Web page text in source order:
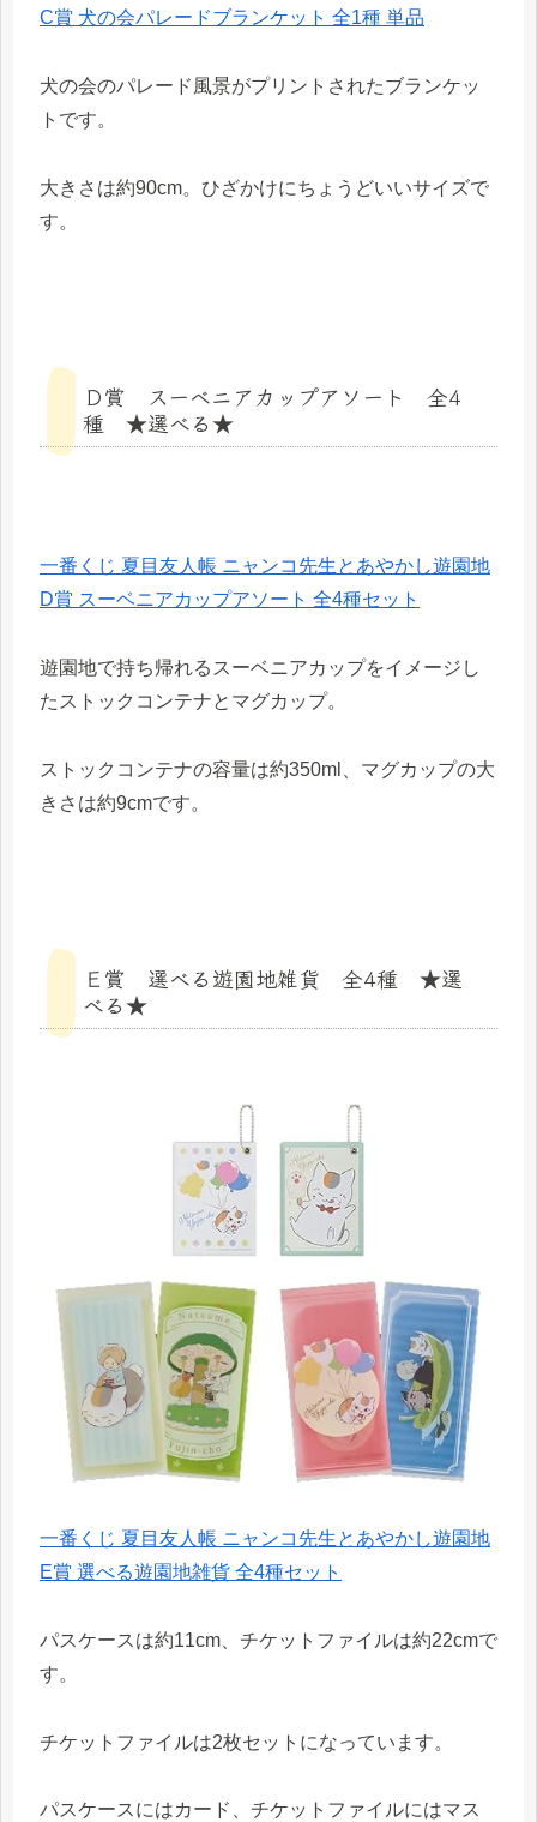
C賞 犬の会パレードブランケット 全1種 単品
犬の会のパレード風景がプリントされたブランケッ
トです。
大きさは約90cm。ひざかけにちょうどいいサイズで
す。
Ｄ賞 スーベニアカップアソート 全4
種 ★選べる★
一番くじ 夏目友人帳 ニャンコ先生とあやかし遊園地
D賞 スーベニアカップアソート 全4種セット
遊園地で持ち帰れるスーベニアカップをイメージし
たストックコンテナとマグカップ。
ストックコンテナの容量は約350ml、マグカップの大
きさは約9cmです。
Ｅ賞 選べる遊園地雑貨 全4種 ★選
べる★
一番くじ 夏目友人帳 ニャンコ先生とあやかし遊園地
E賞 選べる遊園地雑貨 全4種セット
パスケースは約11cm、チケットファイルは約22cmで
す。
チケットファイルは2枚セットになっています。
パスケースにはカード、チケットファイルにはマス